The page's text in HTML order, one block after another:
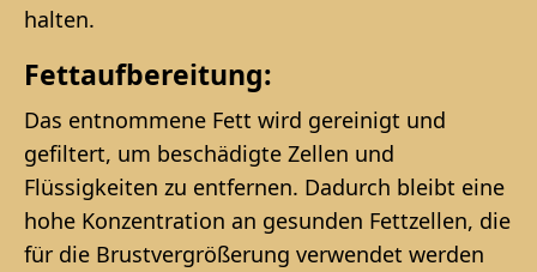
halten.
Fettaufbereitung:
Das entnommene Fett wird gereinigt und
gefiltert, um beschädigte Zellen und
Flüssigkeiten zu entfernen. Dadurch bleibt eine
hohe Konzentration an gesunden Fettzellen, die
für die Brustvergrößerung verwendet werden